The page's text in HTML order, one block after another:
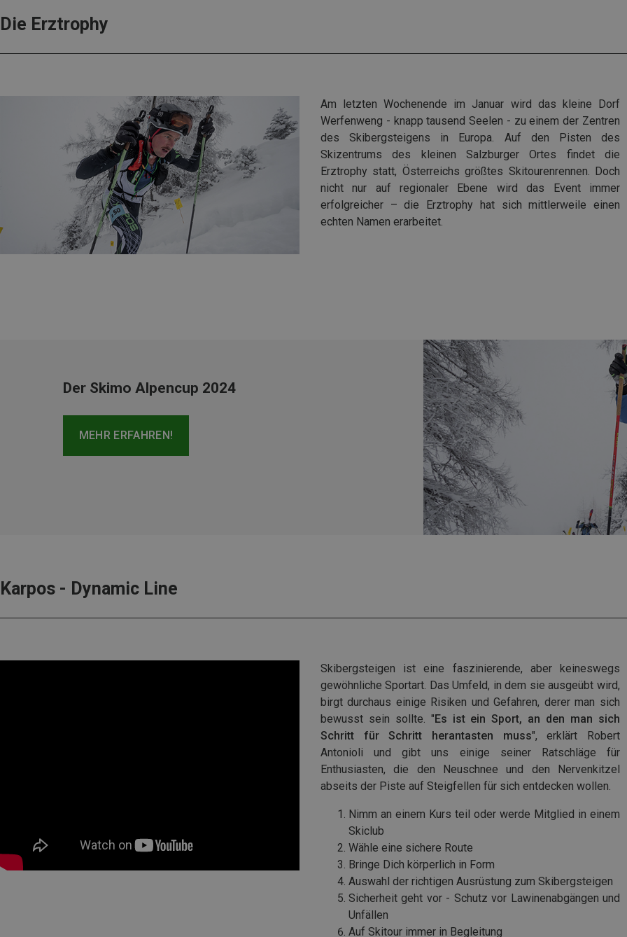
Die Erztrophy
Am letzten Wochenende im Januar wird das kleine Dorf
Werfenweng - knapp tausend Seelen - zu einem der Zentren
des Skibergsteigens in Europa. Auf den Pisten des
Skizentrums des kleinen Salzburger Ortes findet die
Erztrophy statt, Österreichs größtes Skitourenrennen. Doch
nicht nur auf regionaler Ebene wird das Event immer
erfolgreicher – die Erztrophy hat sich mittlerweile einen
echten Namen erarbeitet.
Der Skimo Alpencup 2024
MEHR ERFAHREN!
Karpos - Dynamic Line
Skibergsteigen ist eine faszinierende, aber keineswegs
gewöhnliche Sportart. Das Umfeld, in dem sie ausgeübt wird,
birgt durchaus einige Risiken und Gefahren, derer man sich
bewusst sein sollte. "Es ist ein Sport, an den man sich
Schritt für Schritt herantasten muss", erklärt Robert
Antonioli und gibt uns einige seiner Ratschläge für
Enthusiasten, die den Neuschnee und den Nervenkitzel
abseits der Piste auf Steigfellen für sich entdecken wollen.
Nimm an einem Kurs teil oder werde Mitglied in einem
Skiclub
Wähle eine sichere Route
Bringe Dich körperlich in Form
Auswahl der richtigen Ausrüstung zum Skibergsteigen
Sicherheit geht vor - Schutz vor Lawinenabgängen und
Unfällen
Auf Skitour immer in Begleitung